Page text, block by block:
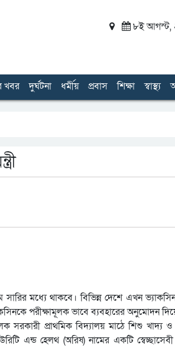
৮ই আগস্ট,
খবর দুর্ঘটনা ধর্মীয় প্রবাস শিক্ষা স্বাস্থ্য
মধ্যে থাকবে। বিভিন্ন দেশে এখন
পরীক্ষামূলক ভাবে ব্যবহারের অনুমোদন
সরকারী প্রাথমিক বিদ্যালয় মাঠে শিশু খাদ্য ও
এন্ড হেলথ (অরিষ) নামের একটি